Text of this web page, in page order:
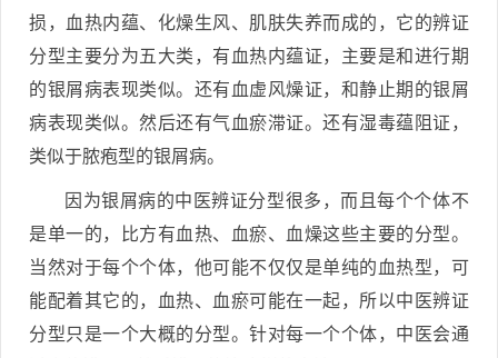
损，血热内蕴、化燥生风、肌肤失养而成的，它的辨证
分型主要分为五大类，有血热内蕴证，主要是和进行期
的银屑病表现类似。还有血虚风燥证，和静止期的银屑
病表现类似。然后还有气血瘀滞证。还有湿毒蕴阻证，
类似于脓疱型的银屑病。
因为银屑病的中医辨证分型很多，而且每个个体不
是单一的，比方有血热、血瘀、血燥这些主要的分型。
当然对于每个个体，他可能不仅仅是单纯的血热型，可
能配着其它的，血热、血瘀可能在一起，所以中医辨证
分型只是一个大概的分型。针对每一个个体，中医会通